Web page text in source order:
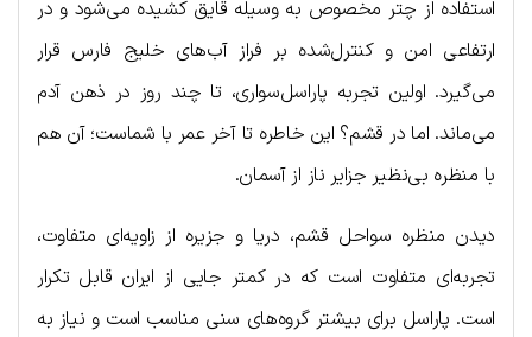
استفاده از چتر مخصوص به وسیله قایق کشیده می‌شود و در
ارتفاعی امن و کنترل‌شده بر فراز آب‌های خلیج فارس قرار
می‌گیرد. اولین تجربه پاراسل‌سواری، تا چند روز در ذهن آدم
می‌ماند. اما در قشم؟ این خاطره تا آخر عمر با شماست؛ آن هم
با منظره بی‌نظیر جزایر ناز از آسمان.
دیدن منظره سواحل قشم، دریا و جزیره از زاویه‌ای متفاوت،
تجربه‌ای متفاوت است که در کمتر جایی از ایران قابل تکرار
است. پاراسل برای بیشتر گروه‌های سنی مناسب است و نیاز به